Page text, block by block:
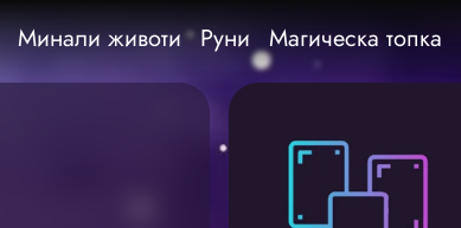
Минали животи Руни Магическа топка